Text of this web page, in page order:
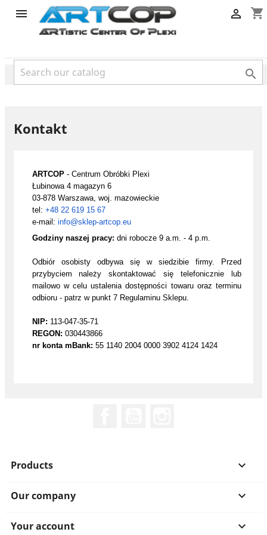
cms
 shopping_cart


Kontakt
ARTCOP- Centrum Obróbki Plexi
Łubinowa 4 magazyn 6
03-878 Warszawa, woj. mazowieckie
tel: +48 22 619 15 67
e-mail: info@sklep-artcop.eu
Godziny naszej pracy: dni robocze 9 a.m. - 4 p.m.
Odbiór osobisty odbywa się w siedzibie firmy. Przed
przybyciem należy skontaktować się telefonicznie lub
mailowo w celu ustalenia dostępności towaru oraz terminu
odbioru - patrz w punkt 7 Regulaminu Sklepu.
NIP: 113-047-35-71
REGON: 030443866
nr konta mBank: 55 1140 2004 0000 3902 4124 1424
Products 
Our company 
Your account 